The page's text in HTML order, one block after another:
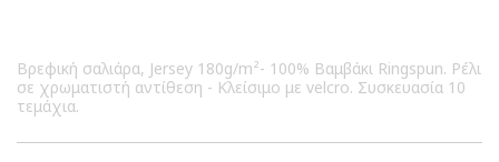
Βρεφική σαλιάρα, Jersey 180g/m²- 100% Βαμβάκι Ringspun. Ρέλι
σε χρωματιστή αντίθεση - Κλείσιμο με velcro. Συσκευασία 10
τεμάχια.